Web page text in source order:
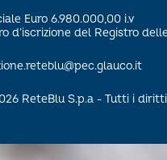
Euro 6.980.000,00 i.v
d’iscrizione del Registro
ReteBlu S.p.a - Tutti i